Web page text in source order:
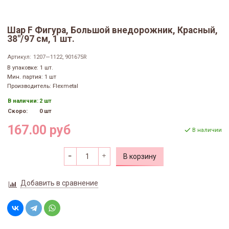
Шар F Фигура, Большой внедорожник, Красный,
38"/97 см, 1 шт.
Артикул: 1207—1122, 901675R
В упаковке: 1 шт.
Мин. партия: 1 шт
Производитель: Flexmetal
В наличии: 2 шт
Скоро:
0 шт
167.00 руб В наличии
В корзину
Добавить в сравнение